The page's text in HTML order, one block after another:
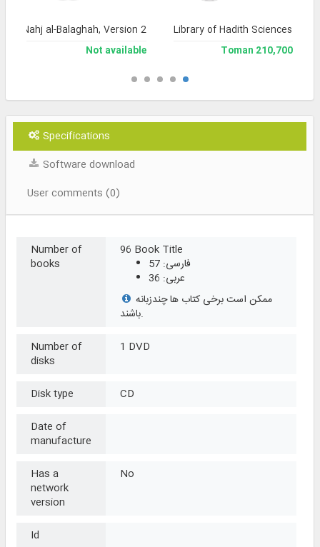
Library of Hadith Sciences
210,700 Toman
of Nahj al-Balaghah, Version 2
Not available
Specifications
Software download
User comments (0)
Number of
books
96 Book Title
فارسی: 57
عربی: 36
باشند.
Number of
disks
1 DVD
Disk type
CD
Date of
manufacture
Has a
network
version
No
Id